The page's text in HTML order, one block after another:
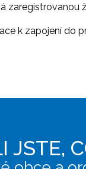
zaregistrovanou
k zapojení do
JSTE,